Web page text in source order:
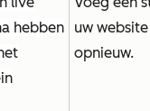
hebben
uw
opnieuw.